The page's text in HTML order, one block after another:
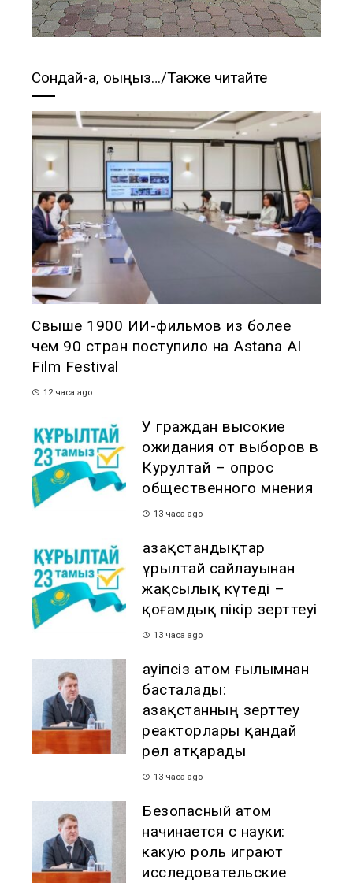
Сондай-ақ, оқыңыз…/Также читайте
Свыше 1900 ИИ-фильмов из более
чем 90 стран поступило на Astana AI
Film Festival
12 часа ago
У граждан высокие
ожидания от выборов в
Курултай – опрос
общественного мнения
13 часа ago
Қазақстандықтар
Құрылтай сайлауынан
жақсылық күтеді –
қоғамдық пікір зерттеуі
13 часа ago
Қауіпсіз атом ғылымнан
басталады:
Қазақстанның зерттеу
реакторлары қандай
рөл атқарады
13 часа ago
Безопасный атом
начинается с науки:
какую роль играют
исследовательские